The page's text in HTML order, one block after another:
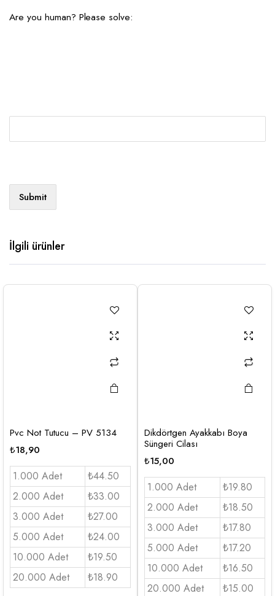
Are you human? Please solve:
İlgili ürünler
Pvc Not Tutucu – PV 5134
₺18,90
1.000 Adet
₺44.50
2.000 Adet
₺33.00
3.000 Adet
₺27.00
5.000 Adet
₺24.00
10.000 Adet
₺19.50
20.000 Adet
₺18.90
Dikdörtgen Ayakkabı Boya
Süngeri Cilası
₺15,00
1.000 Adet
₺19.80
2.000 Adet
₺18.50
3.000 Adet
₺17.80
5.000 Adet
₺17.20
10.000 Adet
₺16.50
20.000 Adet
₺15.00